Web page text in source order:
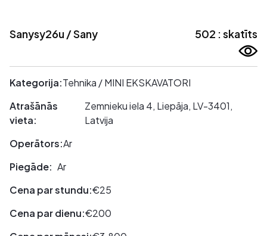
Sanysy26u / Sany 502 : skatīts
Kategorija:Tehnika / MINI EKSKAVATORI
Atrašānās
vieta:
Zemnieku iela 4, Liepāja, LV-3401,
Latvija
Operātors:Ar
Piegāde: Ar
Cena par stundu:€25
Cena par dienu:€200